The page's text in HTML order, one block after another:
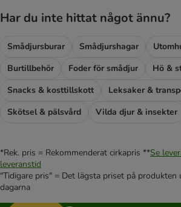
Har du inte hittat något ännu?
Smådjursburar Smådjurshagar
Burtillbehör
Foder för smådjur
Hö &
Snacks & kosttillskott
Leksaker &
Skötsel & pälsvård
Vilda djur & insekter
*Rek. pris = Rekommenderat cirkapris **Se
leveranstid
"Tidigare pris" = Det lägsta priset på produkten
dagarna